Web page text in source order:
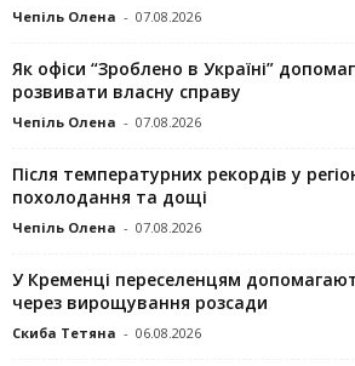
Чепіль Олена - 07.08.2026
Як офіси “Зроблено в Україні”
розвивати власну справу
Чепіль Олена - 07.08.2026
Після температурних рекордів у
похолодання та дощі
Чепіль Олена - 07.08.2026
У Кременці переселенцям
через вирощування розсади
Скиба Тетяна - 06.08.2026